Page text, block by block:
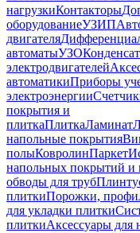
нагрузкиКонтакторы
оборудованиеУЗИП
двигателя
автоматыУЗО
электродвигателей
автоматикиПриборы
электроэнергии
покрытия и
плиткаПлиткаЛаминат
напольные покрытия
полыКовролинПаркет
напольных покрытий и
обводы для труб
плиткиПорожки,
для укладки плитки
плиткиАксессуары для